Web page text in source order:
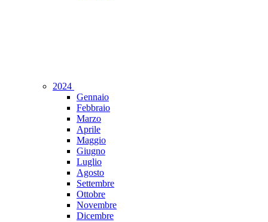
2024
Gennaio
Febbraio
Marzo
Aprile
Maggio
Giugno
Luglio
Agosto
Settembre
Ottobre
Novembre
Dicembre